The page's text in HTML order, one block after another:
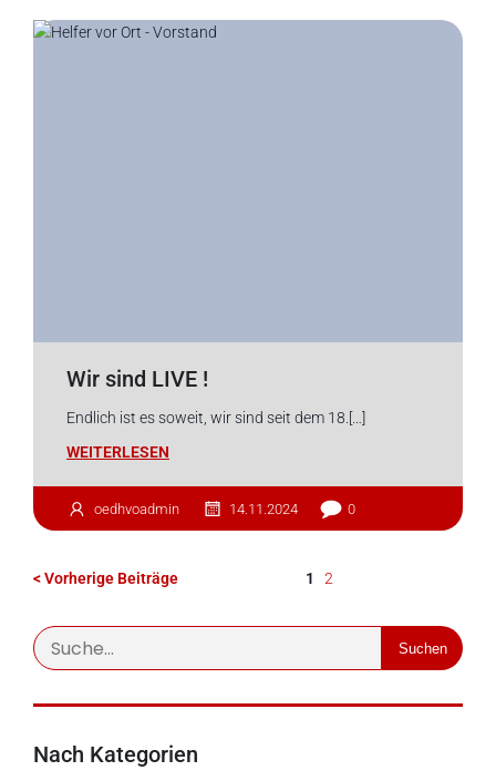
Wir sind LIVE !
Endlich ist es soweit, wir sind seit dem 18.[…]
WEITERLESEN
oedhvoadmin 14.11.2024 0
< Vorherige Beiträge 1 2
Suchen
Nach Kategorien